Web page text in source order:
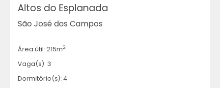
Altos do Esplanada
São José dos Campos
Área útil: 215m2
Vaga(s): 3
Dormitório(s): 4